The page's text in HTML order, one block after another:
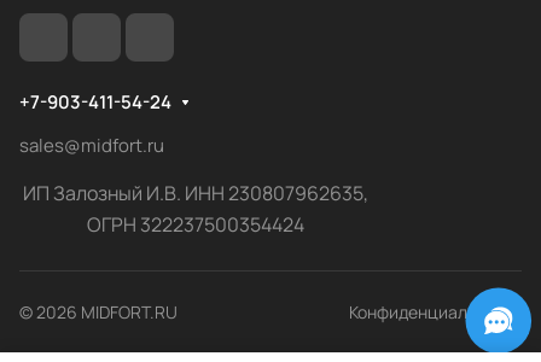
+7-903-411-54-24
sales@midfort.ru
ИП Залозный И.В. ИНН 230807962635,
ОГРН 322237500354424
© 2026 MIDFORT.RU Конфиденциальность